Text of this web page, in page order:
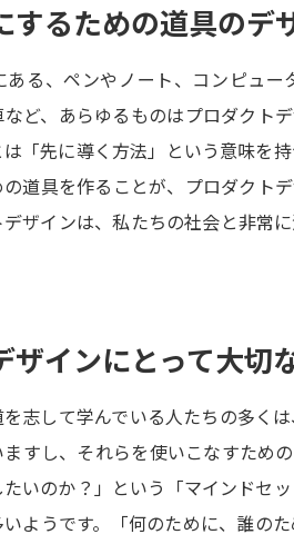
するための道具のデ
る、ペンやノート、コンピュ
ど、あらゆるものはプロダクト
「先に導く方法」という意味を
道具を作ることが、プロダクト
ザインは、私たちの社会と非常
ザインにとって大切
志して学んでいる人たちの多く
すし、それらを使いこなすため
いのか？」という「マインドセ
ようです。「何のために、誰の